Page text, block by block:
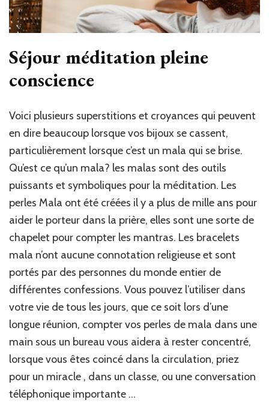
Séjour méditation pleine
conscience
Voici plusieurs superstitions et croyances qui peuvent
en dire beaucoup lorsque vos bijoux se cassent,
particulièrement lorsque c’est un mala qui se brise.
Qu’est ce qu’un mala? les malas sont des outils
puissants et symboliques pour la méditation. Les
perles Mala ont été créées il y a plus de mille ans pour
aider le porteur dans la prière, elles sont une sorte de
chapelet pour compter les mantras. Les bracelets
mala n’ont aucune connotation religieuse et sont
portés par des personnes du monde entier de
différentes confessions. Vous pouvez l’utiliser dans
votre vie de tous les jours, que ce soit lors d’une
longue réunion, compter vos perles de mala dans une
main sous un bureau vous aidera à rester concentré,
lorsque vous êtes coincé dans la circulation, priez
pour un miracle , dans un classe, ou une conversation
téléphonique importante …